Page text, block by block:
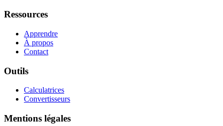
Ressources
Apprendre
À propos
Contact
Outils
Calculatrices
Convertisseurs
Mentions légales